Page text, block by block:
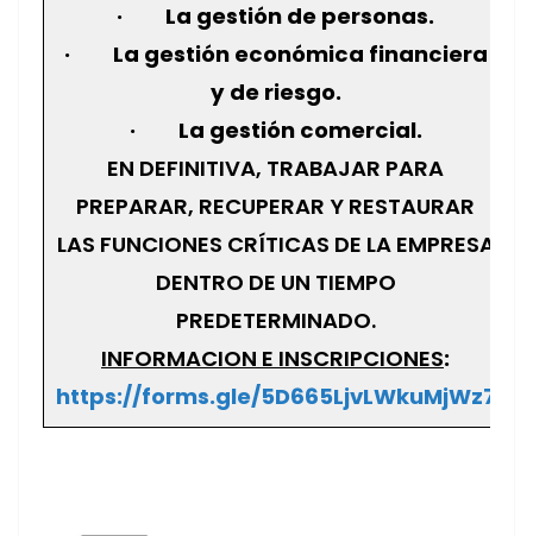
· La gestión de personas.
· La gestión económica financiera
y de riesgo.
· La gestión comercial.
EN DEFINITIVA, TRABAJAR PARA
PREPARAR, RECUPERAR Y RESTAURAR
LAS FUNCIONES CRÍTICAS DE LA EMPRESA
DENTRO DE UN TIEMPO
PREDETERMINADO.
INFORMACION E INSCRIPCIONES:
https://forms.gle/5D665LjvLWkuMjWz7